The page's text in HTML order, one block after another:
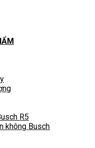
R5
không Busch